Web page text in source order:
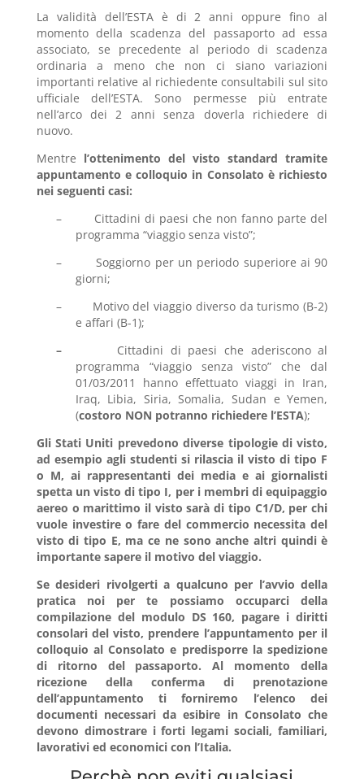
La validità dell’ESTA è di 2 anni oppure fino al
momento della scadenza del passaporto ad essa
associato, se precedente al periodo di scadenza
ordinaria a meno che non ci siano variazioni
importanti relative al richiedente consultabili sul sito
ufficiale dell’ESTA. Sono permesse più entrate
nell’arco dei 2 anni senza doverla richiedere di
nuovo.
Mentre l’ottenimento del visto standard tramite
appuntamento e colloquio in Consolato è richiesto
nei seguenti casi:
– Cittadini di paesi che non fanno parte del
programma “viaggio senza visto”;
–Soggiorno per un periodo superiore ai 90
giorni;
– Motivo del viaggio diverso da turismo (B-2)
e affari (B-1);
– Cittadini di paesi che aderiscono al
programma “viaggio senza visto” che dal
01/03/2011 hanno effettuato viaggi in Iran,
Iraq, Libia, Siria, Somalia, Sudan e Yemen,
(costoro NON potranno richiedere l’ESTA);
Gli Stati Uniti prevedono diverse tipologie di visto,
ad esempio agli studenti si rilascia il visto di tipo F
o M, ai rappresentanti dei media e ai giornalisti
spetta un visto di tipo I, per i membri di equipaggio
aereo o marittimo il visto sarà di tipo C1/D, per chi
vuole investire o fare del commercio necessita del
visto di tipo E, ma ce ne sono anche altri quindi è
importante sapere il motivo del viaggio.
Se desideri rivolgerti a qualcuno per l’avvio della
pratica noi per te possiamo occuparci della
compilazione del modulo DS 160, pagare i diritti
consolari del visto, prendere l’appuntamento per il
colloquio al Consolato e predisporre la spedizione
di ritorno del passaporto. Al momento della
ricezione della conferma di prenotazione
dell’appuntamento ti forniremo l’elenco dei
documenti necessari da esibire in Consolato che
devono dimostrare i forti legami sociali, familiari,
lavorativi ed economici con l’Italia.